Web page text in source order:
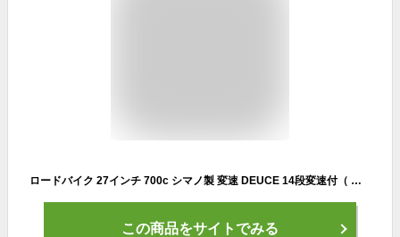
ロードバイク 27インチ 700c シマノ製 変速 DEUCE 14段変速付（ ロードバイク 本体 通勤 通学 人気 ランキング かっこいい おしゃれ 男 女 子供 プレゼント お祝い 記念日 誕生日 ）
この商品をサイトでみる